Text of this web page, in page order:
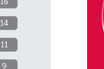
14
11
9